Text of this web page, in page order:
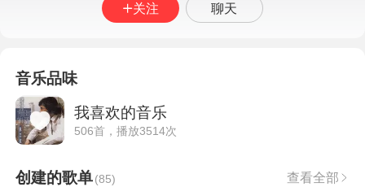
关注 聊天
音乐品味
我喜欢的音乐
506首，播放3514次
创建的歌单(85) 查看全部